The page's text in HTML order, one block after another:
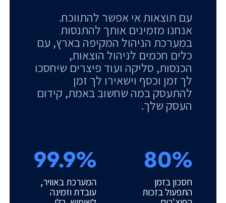
99.9%
המערכת באוויר,
עובדת וזמינה
80%
חסכון בזמן
התפעול בזכות
עם תוצאות אי אפשר להתווכח.
אנחנו מזמינים אותך להתנסות
במערכת הניהול המקיפה בארץ, עם
כלים חכמים לניהול הוצאות,
הכנסות, סליקה ועוד פיצרים שיחסכו
לך זמן וכסף וישאירו לך זמן
להתעסק במה שחשוב באמת, קידום
העסק שלך.